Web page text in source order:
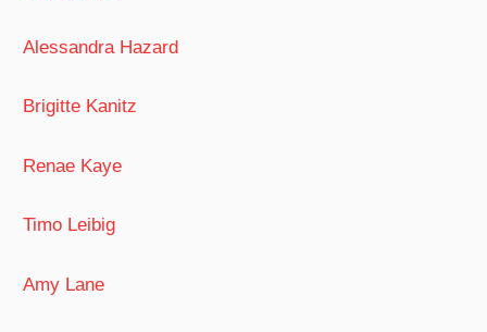
Alessandra Hazard
Brigitte Kanitz
Renae Kaye
Timo Leibig
Amy Lane